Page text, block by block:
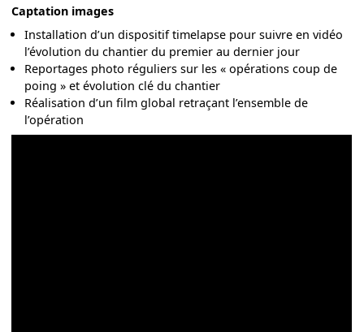
Captation images
Installation d’un dispositif timelapse pour suivre en vidéo
l’évolution du chantier du premier au dernier jour
Reportages photo réguliers sur les « opérations coup de
poing » et évolution clé du chantier
Réalisation d’un film global retraçant l’ensemble de
l’opération